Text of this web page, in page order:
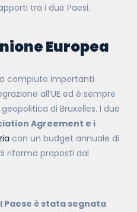
tra i due Paesi.
Europea
compiuto importanti
all’UE ed è sempre
di Bruxelles. I due
Agreement e i
con un budget annuale di
riforma proposti dal
Paese è stata segnata